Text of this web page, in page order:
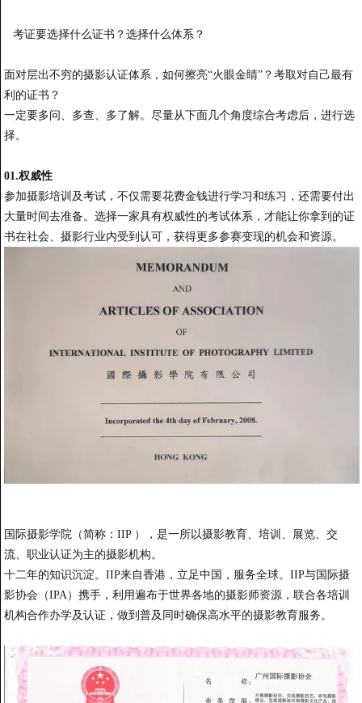
考证要选择什么证书？选择什么体系？
面对层出不穷的摄影认证体系，如何擦亮“火眼金睛”？考取对自己最有
利的证书？
一定要多问、多查、多了解。尽量从下面几个角度综合考虑后，进行选
择。
01.权威性
参加摄影培训及考试，不仅需要花费金钱进行学习和练习，还需要付出
大量时间去准备。选择一家具有权威性的考试体系，才能让你拿到的证
书在社会、摄影行业内受到认可，获得更多参赛变现的机会和资源。
国际摄影学院（简称：IIP ），是一所以摄影教育、培训、展览、交
流、职业认证为主的摄影机构。
十二年的知识沉淀。IIP来自香港，立足中国，服务全球。IIP与国际摄
影协会（IPA）携手，利用遍布于世界各地的摄影师资源，联合各培训
机构合作办学及认证，做到普及同时确保高水平的摄影教育服务。